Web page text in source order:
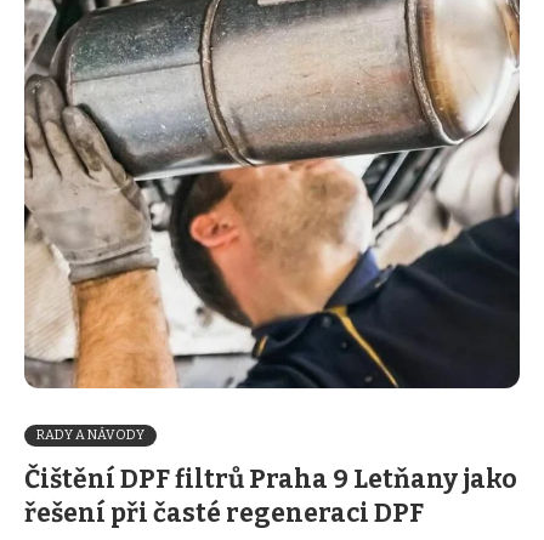
RADY A NÁVODY
Čištění DPF filtrů Praha 9 Letňany jako
řešení při časté regeneraci DPF